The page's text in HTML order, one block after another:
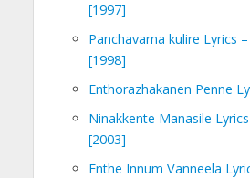
[1997]
Panchavarna kulire Lyrics
[1998]
Enthorazhakanen Penne
Ninakkente Manasile
[2003]
Enthe Innum Vanneela